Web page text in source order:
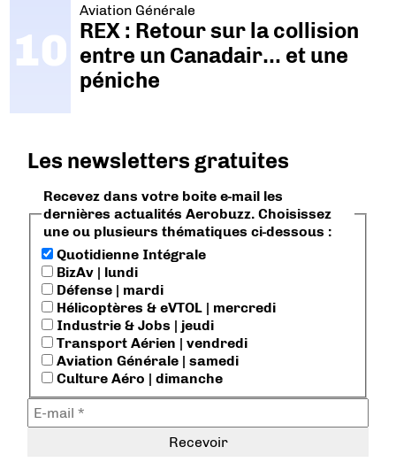
Aviation Générale
REX : Retour sur la collision
entre un Canadair… et une
péniche
Les newsletters gratuites
Recevez dans votre boite e-mail les
dernières actualités Aerobuzz. Choisissez
une ou plusieurs thématiques ci-dessous :
Quotidienne Intégrale
BizAv | lundi
Défense | mardi
Hélicoptères & eVTOL | mercredi
Industrie & Jobs | jeudi
Transport Aérien | vendredi
Aviation Générale | samedi
Culture Aéro | dimanche